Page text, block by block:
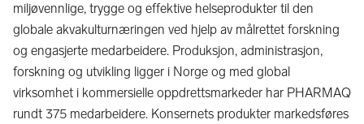
miljøvennlige, trygge og effektive helseprodukter til den
globale akvakulturnæringen ved hjelp av målrettet forskning
og engasjerte medarbeidere. Produksjon, administrasjon,
forskning og utvikling ligger i Norge og med global
virksomhet i kommersielle oppdrettsmarkeder har PHARMAQ
rundt 375 medarbeidere. Konsernets produkter markedsføres